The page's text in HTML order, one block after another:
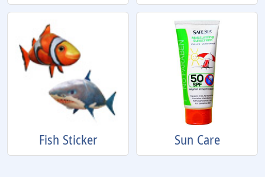
Fish Sticker Sun Care